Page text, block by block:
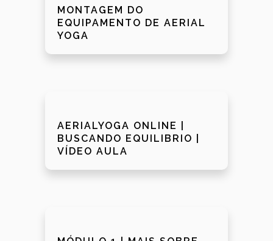
MONTAGEM DO
EQUIPAMENTO DE AERIAL
YOGA
AERIALYOGA ONLINE |
BUSCANDO EQUILIBRIO |
VÍDEO AULA